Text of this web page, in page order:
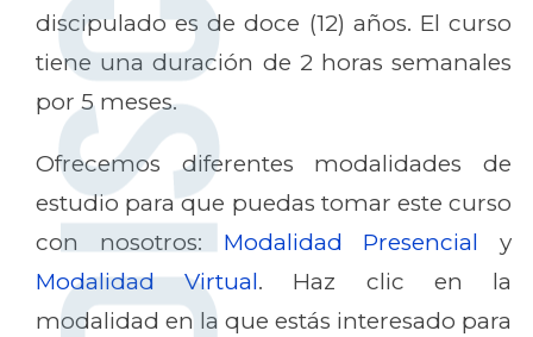
discipulado es de doce (12) años. El curso
tiene una duración de 2 horas semanales
por 5 meses.
Ofrecemos diferentes modalidades de
estudio para que puedas tomar este curso
con nosotros: Modalidad Presencial y
Modalidad Virtual. Haz clic en la
modalidad en la que estás interesado para